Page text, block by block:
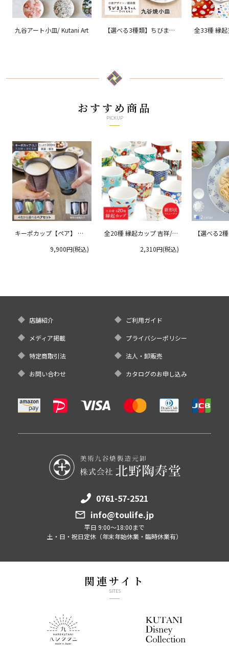
九谷アート小皿/ Kutani Art
【選べる3種類】ちびまる
全33種 縁
おすすめ商品
PICKUP
キーポカップ【ペア】 ラ
9,900円(税込)
全20種 縁起カップ 吉祥/青
2,310円(税込)
【選べる2
店舗紹介 ご利用ガイド
メディア掲載 プライバシーポリシー
特定商取引法 法人・卸販売
お問い合わせ カタログのお申し込み
0761-57-2521
info@toulife.jp
平日 9:00～18:00まで
土・日・祝日定休（年末年始休業・臨時休業有）
関連サイト
SITES